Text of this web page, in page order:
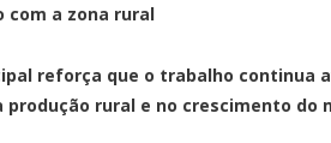
com a zona rural
reforça que o trabalho continua
produção rural e no crescimento do